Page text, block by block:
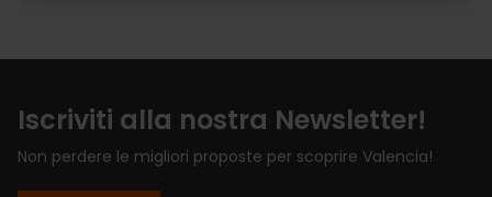
Iscriviti alla nostra Newsletter!
Non perdere le migliori proposte per scoprire Valencia!